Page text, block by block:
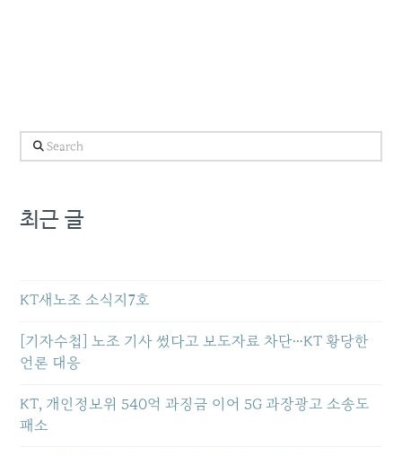
Search
최근 글
KT새노조 소식지7호
[기자수첩] 노조 기사 썼다고 보도자료 차단…KT 황당한
언론 대응
KT, 개인정보위 540억 과징금 이어 5G 과장광고 소송도
패소